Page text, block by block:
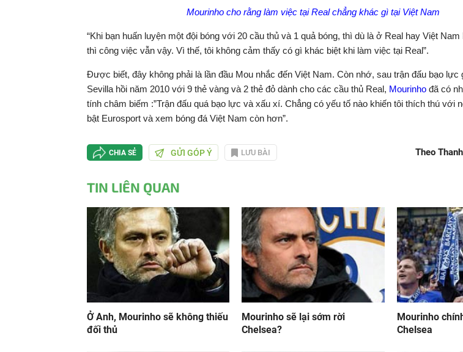
Mourinho cho rằng làm việc tại Real chẳng khác gì tại Việt Nam
“Khi bạn huấn luyện một đội bóng với 20 cầu thủ và 1 quả bóng, thì dù là ở Real hay Việt Nam
thì công việc vẫn vậy. Vì thế, tôi không cảm thấy có gì khác biệt khi làm việc tại Real”.
Được biết, đây không phải là lần đầu Mou nhắc đến Việt Nam. Còn nhớ, sau trận đấu bạo lực
Sevilla hồi năm 2010 với 9 thẻ vàng và 2 thẻ đỏ dành cho các cầu thủ Real, Mourinho đã có
tính châm biếm :”Trận đấu quá bạo lực và xấu xí. Chẳng có yếu tố nào khiến tôi thích thú với
bật Eurosport và xem bóng đá Việt Nam còn hơn”.
CHIA SẺ GỬI GÓP Ý LƯU BÀI Theo
TIN LIÊN QUAN
Ở Anh, Mourinho sẽ không thiếu
đối thủ
Mourinho sẽ lại sớm rời
Chelsea?
Mourinho
Chelsea